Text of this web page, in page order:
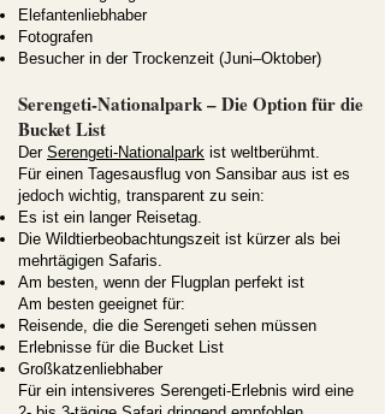
Elefantenliebhaber
Fotografen
Besucher in der Trockenzeit (Juni–Oktober)
Serengeti-Nationalpark – Die Option für die
Bucket List
Der Serengeti-Nationalpark ist weltberühmt.
Für einen Tagesausflug von Sansibar aus ist es
jedoch wichtig, transparent zu sein:
Es ist ein langer Reisetag.
Die Wildtierbeobachtungszeit ist kürzer als bei
mehrtägigen Safaris.
Am besten, wenn der Flugplan perfekt ist
Am besten geeignet für:
Reisende, die die Serengeti sehen müssen
Erlebnisse für die Bucket List
Großkatzenliebhaber
Für ein intensiveres Serengeti-Erlebnis wird eine